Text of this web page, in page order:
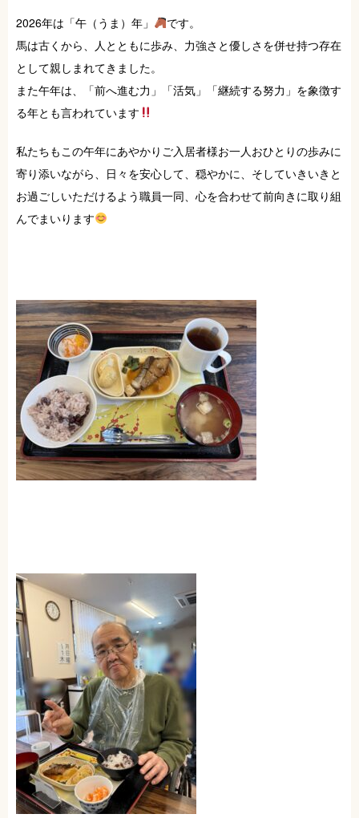
2026年は「午（うま）年」
です。
馬は古くから、人とともに歩み、力強さと優しさを併せ持つ存在
として親しまれてきました。
また午年は、「前へ進む力」「活気」「継続する努力」を象徴す
る年とも言われています
私たちもこの午年にあやかりご入居者様お一人おひとりの歩みに
寄り添いながら、日々を安心して、穏やかに、そしていきいきと
お過ごしいただけるよう職員一同、心を合わせて前向きに取り組
んでまいります